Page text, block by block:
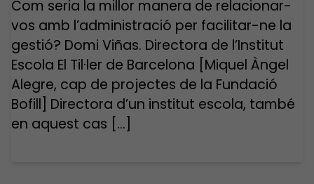
Com seria la millor manera de relacionar-
vos amb l’administració per facilitar-ne la
gestió? Domi Viñas. Directora de l’Institut
Escola El Til·ler de Barcelona [Miquel Àngel
Alegre, cap de projectes de la Fundació
Bofill] Directora d’un institut escola, també
en aquest cas […]